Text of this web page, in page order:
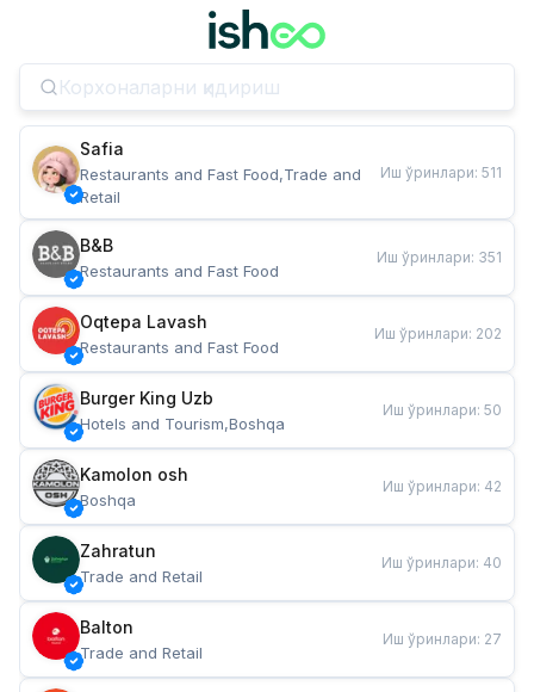
Safia
Restaurants and Fast Food,Trade and
Retail
Иш ўринлари: 511
B&B
Restaurants and Fast Food
Иш ўринлари: 351
Oqtepa Lavash
Restaurants and Fast Food
Иш ўринлари: 202
Burger King Uzb
Hotels and Tourism,Boshqa
Иш ўринлари: 50
Kamolon osh
Boshqa
Иш ўринлари: 42
Zahratun
Trade and Retail
Иш ўринлари: 40
Balton
Trade and Retail
Иш ўринлари: 27